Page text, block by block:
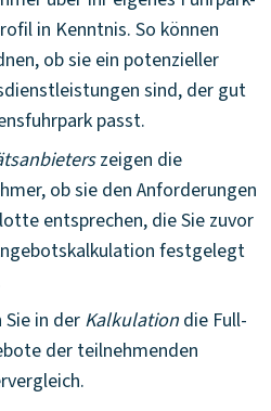
in Kenntnis. So können
ob sie ein potenzieller
sind, der gut
passt.
zeigen die
ob sie den Anforderungen
entsprechen, die Sie zuvor
festgelegt
in derKalkulation die Full-
der teilnehmenden